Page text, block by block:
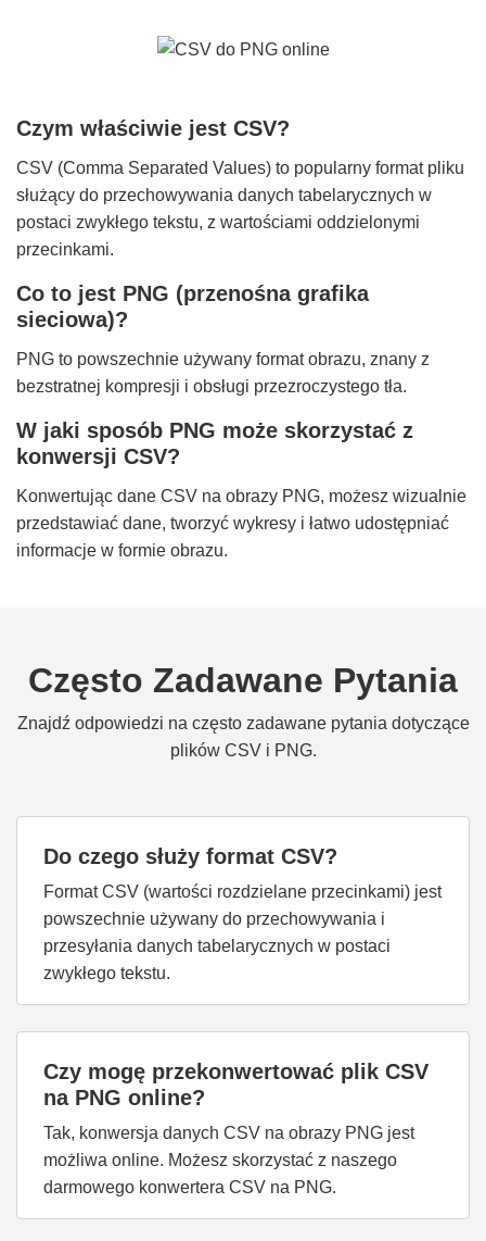
Czym właściwie jest CSV?
CSV (Comma Separated Values) to popularny format pliku
służący do przechowywania danych tabelarycznych w
postaci zwykłego tekstu, z wartościami oddzielonymi
przecinkami.
Co to jest PNG (przenośna grafika
sieciowa)?
PNG to powszechnie używany format obrazu, znany z
bezstratnej kompresji i obsługi przezroczystego tła.
W jaki sposób PNG może skorzystać z
konwersji CSV?
Konwertując dane CSV na obrazy PNG, możesz wizualnie
przedstawiać dane, tworzyć wykresy i łatwo udostępniać
informacje w formie obrazu.
Często Zadawane Pytania
Znajdź odpowiedzi na często zadawane pytania dotyczące
plików CSV i PNG.
Do czego służy format CSV?
Format CSV (wartości rozdzielane przecinkami) jest
powszechnie używany do przechowywania i
przesyłania danych tabelarycznych w postaci
zwykłego tekstu.
Czy mogę przekonwertować plik CSV
na PNG online?
Tak, konwersja danych CSV na obrazy PNG jest
możliwa online. Możesz skorzystać z naszego
darmowego konwertera CSV na PNG.